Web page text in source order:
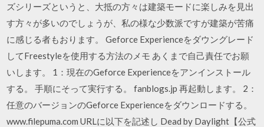
ズシリーズというと、大抵の方々は建築モードに楽しみを見出
す方々が多いのでしょうが、私の様な少数派ですが建築が苦痛
に感じる者もおります。 Geforce Experienceをダウングレード
してFreestyleを使用する方法のメモ あくまで自己責任でお願
いします。 1：現在のGeforce Experienceをアンインストール
する。 手順にそって実行する。 fanblogs.jp 再起動します。 2：
任意のバージョンのGeforce Experienceをダウンロードする。
www.filepuma.com URLに以下を記述し Dead by Daylight【公式